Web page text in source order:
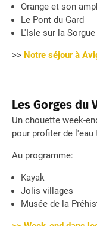
Orange et son
Le Pont du Gard
L'Isle sur la Sorgue
>> Notre séjour à
Les Gorges du
Un chouette week-
pour profiter de
Au programme:
Kayak
Jolis villages
Musée de la